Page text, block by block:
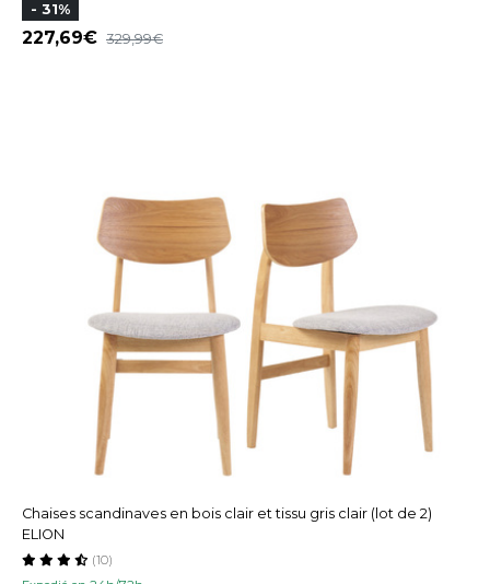
- 31%
227,69 329,99
Chaises scandinaves en bois clair et tissu gris clair (lot de 2)
ELION
(10)